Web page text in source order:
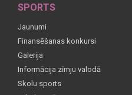
SPORTS
Jaunumi
Finansēšanas konkursi
Galerija
Informācija zīmju valodā
Skolu sports